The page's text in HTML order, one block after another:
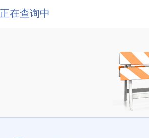
正在查询中